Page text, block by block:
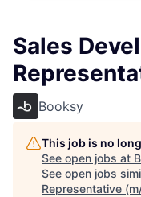
Sales
Booksy
This job is no
See open jobs at
See open jobs
Representative